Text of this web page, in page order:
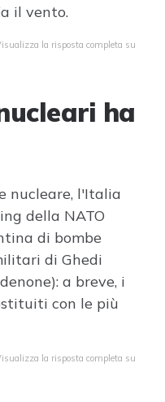
il vento.
la risposta completa su
ha
nucleare, l'Italia
della NATO
di bombe
di Ghedi
a breve, i
con le più
la risposta completa su